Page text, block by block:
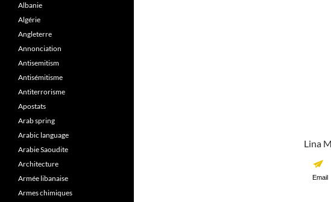
Lina
Email
Albanie
Algérie
Angleterre
Annonciation
Antisemitism
Antisémitisme
Antiterrorisme
Apostats
Arab spring
Arabic language
Arabie Saoudite
Architecture
Armée libanaise
Armes chimiques